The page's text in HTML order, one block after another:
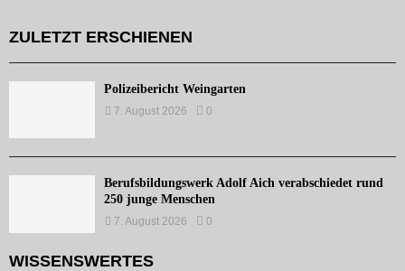
ZULETZT ERSCHIENEN
Polizeibericht Weingarten
7. August 2026 0
Berufsbildungswerk Adolf Aich verabschiedet rund
250 junge Menschen
7. August 2026 0
WISSENSWERTES